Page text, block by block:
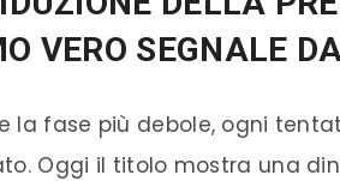
VERO SEGNALE
la fase più debole, ogni
Oggi il titolo mostra una